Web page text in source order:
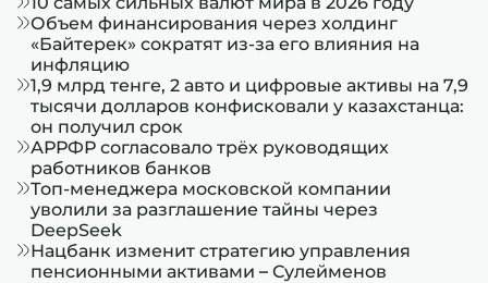
Объем финансирования через холдинг
«Байтерек» сократят из-за его влияния на
инфляцию
1,9 млрд тенге, 2 авто и цифровые активы на 7,9
тысячи долларов конфисковали у казахстанца:
он получил срок
АРРФР согласовало трёх руководящих
работников банков
Топ-менеджера московской компании
уволили за разглашение тайны через
DeepSeek
Нацбанк изменит стратегию управления
пенсионными активами – Сулейменов